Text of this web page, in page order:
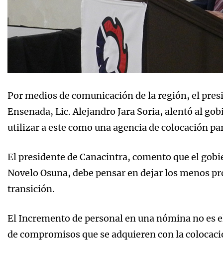
Por medios de comunicación de la región, el
Ensenada, Lic. Alejandro Jara Soria, alentó al
utilizar a este como una agencia de colocación
El presidente de Canacintra, comento que el
Novelo Osuna, debe pensar en dejar los menos
transición.
El Incremento de personal en una nómina no es
de compromisos que se adquieren con la